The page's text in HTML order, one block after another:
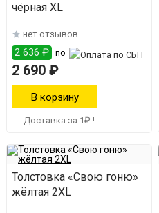
чёрная XL
нет отзывов
2 636 ₽ по
2 690 ₽
Доставка за 1₽ !
Толстовка «Свою гоню»
жёлтая 2XL